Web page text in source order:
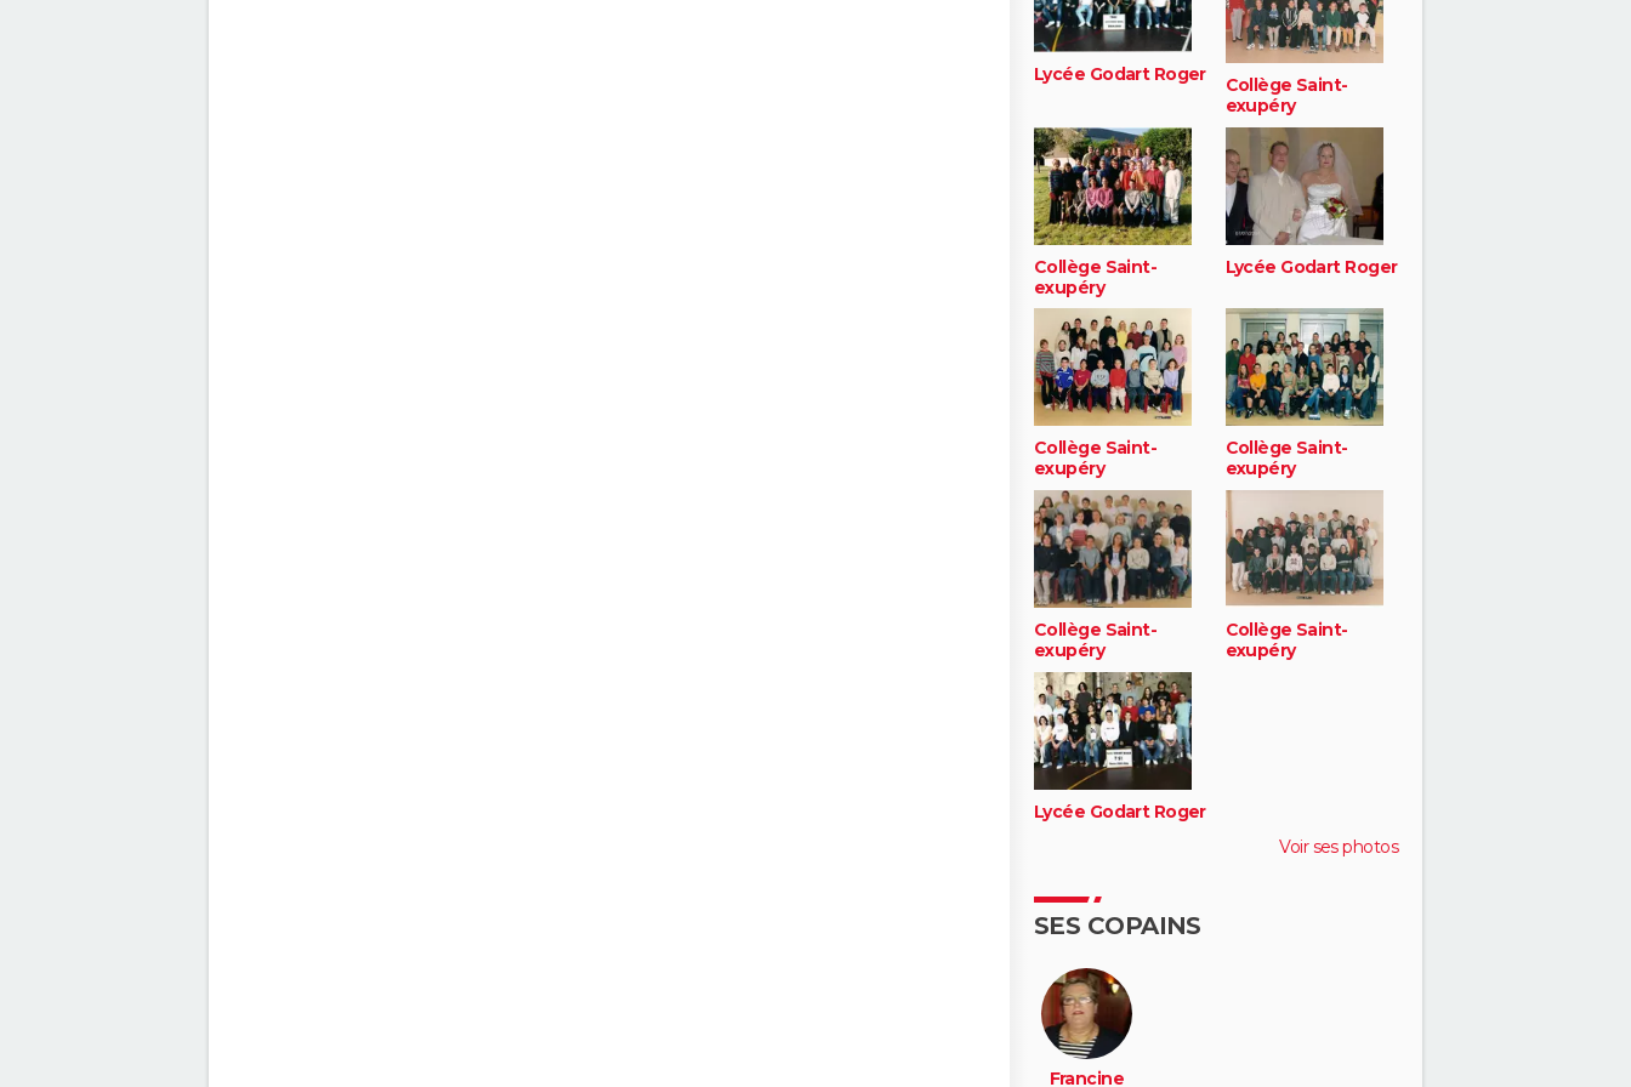
Lycée Godart Roger
Collège Saint-
exupéry
Collège Saint-
exupéry
Lycée Godart Roger
Collège Saint-
exupéry
Collège Saint-
exupéry
Collège Saint-
exupéry
Collège Saint-
exupéry
Lycée Godart Roger
Voir ses photos
SES COPAINS
Francine